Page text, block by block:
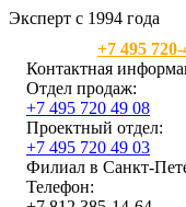
Эксперт с 1994 года
+7 495
Контактная
Отдел продаж:
+7 495 720 49 08
Проектный отдел:
+7 495 720 49 03
Филиал в Санкт-
Телефон: